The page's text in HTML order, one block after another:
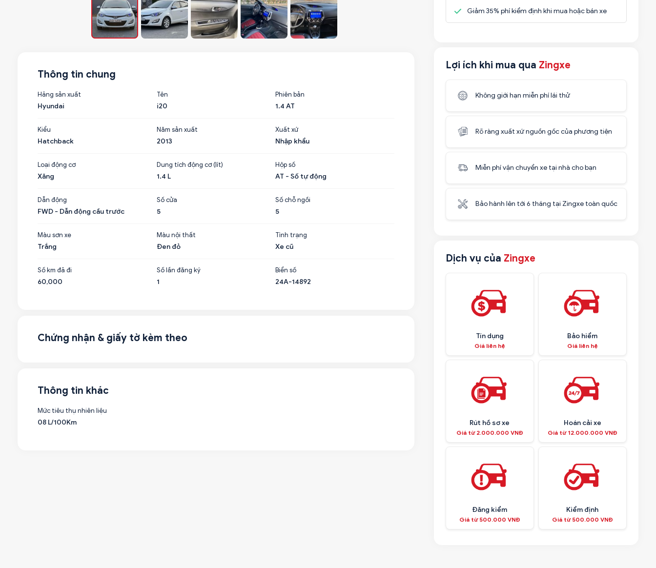
Giảm 35% phí kiểm định khi mua hoặc bán xe
Lợi ích khi mua qua Zingxe
Không giới hạn miễn phí lái thử
Rõ ràng xuất xứ nguồn gốc của phương tiện
Miễn phí vận chuyển xe tại nhà cho bạn
Bảo hành lên tới 6 tháng tại Zingxe toàn quốc
Dịch vụ của Zingxe
Tín dụng
Giá liên hệ
Bảo hiểm
Giá liên hệ
Rút hồ sơ xe
Giá từ 2.000.000 VNĐ
Hoán cải xe
Giá từ 12.000.000 VNĐ
Đăng kiểm
Giá từ 500.000 VNĐ
Kiểm định
Giá từ 500.000 VNĐ
Thông tin chung
Hãng sản xuất
Hyundai
Tên
i20
Phiên bản
1.4 AT
Kiểu
Hatchback
Năm sản xuất
2013
Xuất xứ
Nhập khẩu
Loại động cơ
Xăng
Dung tích động cơ (lít)
1.4 L
Hộp số
AT - Số tự động
Dẫn động
FWD - Dẫn động cầu trước
Số cửa
5
Số chỗ ngồi
5
Màu sơn xe
Trắng
Màu nội thất
Đen đỏ
Tình trạng
Xe cũ
Số km đã đi
60,000
Số lần đăng ký
1
Biển số
24A-14892
Chứng nhận & giấy tờ kèm theo
Thông tin khác
Mức tiêu thụ nhiên liệu
08 L/100Km